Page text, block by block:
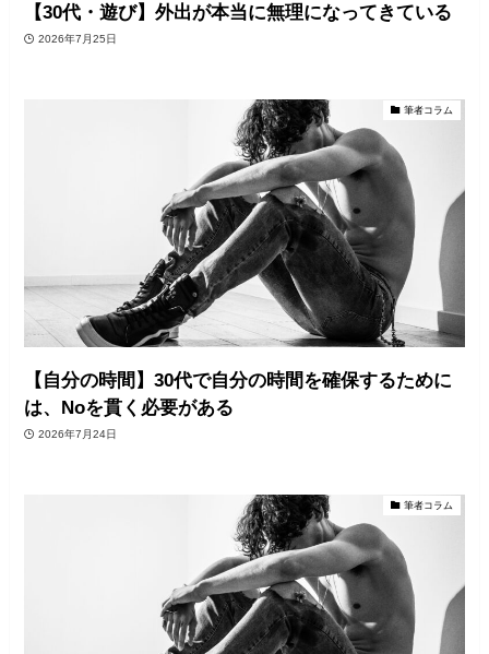
【30代・遊び】外出が本当に無理になってきている
2026年7月25日
筆者コラム
【自分の時間】30代で自分の時間を確保するために
は、Noを貫く必要がある
2026年7月24日
筆者コラム